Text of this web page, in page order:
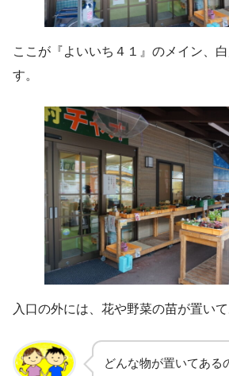
ここが『よいいち４１』のメイン、
す。
入口の外には、花や野菜の苗が置いて
どんな物が置いてある